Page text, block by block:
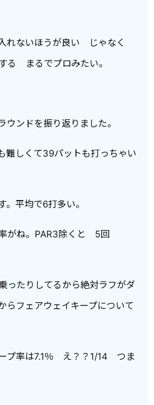
ないほうが良い じゃなく
まるでプロみたい。
ウンドを振り返りました。
難しくて39パットも打っちゃい
。平均で6打多い。
がね。PAR3除くと 5回
ったりしてるから絶対ラフがダ
フェアウェイキープについて
プ率は7.1％ え？？1/14 つま